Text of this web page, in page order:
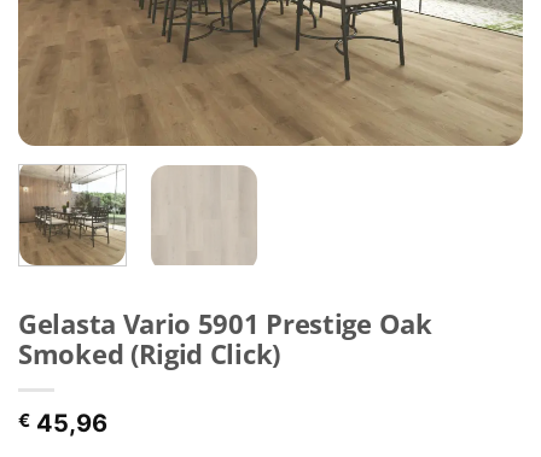
Gelasta Vario 5901 Prestige Oak
Smoked (Rigid Click)
€ 45,96